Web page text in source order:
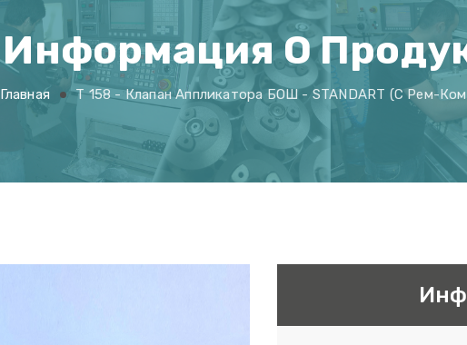
Информация О
Главная T 158 - Клапан Аппликатора БОШ - STANDART (с Рем-